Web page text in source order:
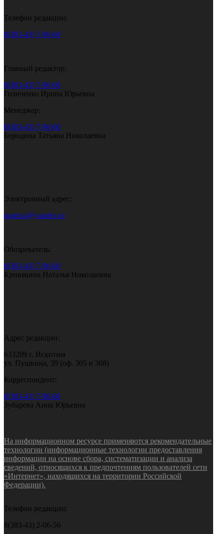
Телефон редакции:
8(383-43) 7-90-60
Главный редактор:
8(383-43) 7-90-60
Голиченко Ирина Юрьевна
Менеджер:
8(383-43) 7-90-60
Бородина Татьяна Николаевна
Электронный адрес:
gazeta.i@yandex.ru
Обозреватель:
8(383-43) 7-90-60
Кривякина Наталья Николаевна
Адрес редакции:
633209 г. Искитим
ул. Пушкина, 39 (оф. 305 и 308)
Корреспондент:
8(383-43) 7-90-60
Зубарева Анна Юрьевна
На информационном ресурсе применяются рекомендательные
технологии (информационные технологии предоставления
информации на основе сбора, систематизации и анализа
сведений, относящихся к предпочтениям пользователей сети
«Интернет», находящихся на территории Российской
Федерации).
Телефон редакции:
8(383-43) 2-06-56